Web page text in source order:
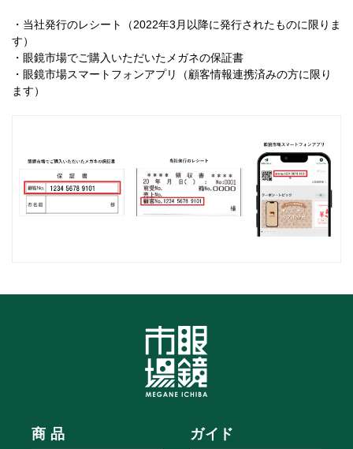
・当社発行のレシート（2022年3月以降に発行されたものに限りま
す）
・眼鏡市場でご購入いただいたメガネの保証書
・眼鏡市場スマートフォンアプリ（顧客情報連携済みの方に限り
ます）
商 品 ガイド